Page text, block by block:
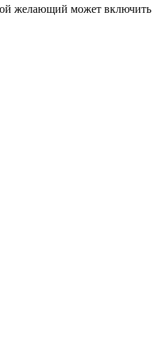
желающий может включить